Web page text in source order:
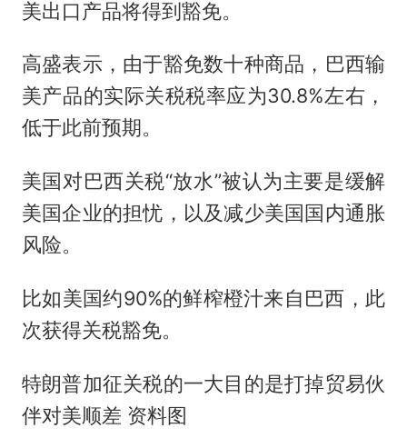
美出口产品将得到豁免。
高盛表示，由于豁免数十种商品，巴西输
美产品的实际关税税率应为30.8%左右，
低于此前预期。
美国对巴西关税“放水”被认为主要是缓解
美国企业的担忧，以及减少美国国内通胀
风险。
比如美国约90%的鲜榨橙汁来自巴西，此
次获得关税豁免。
特朗普加征关税的一大目的是打掉贸易伙
伴对美顺差 资料图